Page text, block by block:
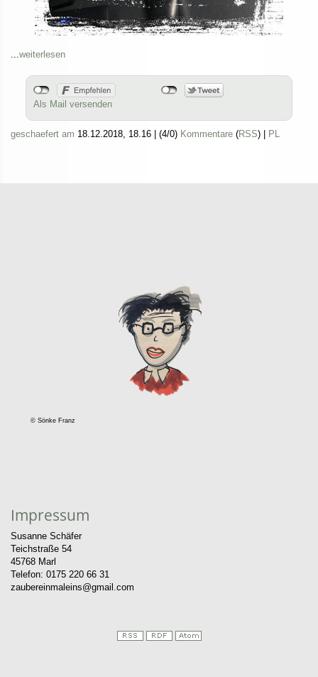
weiterlesen
Als Mail versenden
geschaefert am 18.12.2018, 18.16 | (4/0) Kommentare (RSS) | PL
© Sönke Franz
Impressum
Susanne Schäfer
Teichstraße 54
45768 Marl
Telefon: 0175 220 66 31
zaubereinmaleins@gmail.com